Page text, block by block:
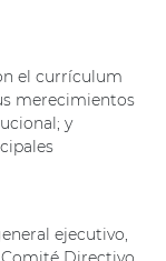
el currículum
merecimientos
y
ejecutivo,